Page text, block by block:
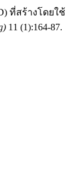
ที่สร้างโดยใช้
11 (1):164-87.